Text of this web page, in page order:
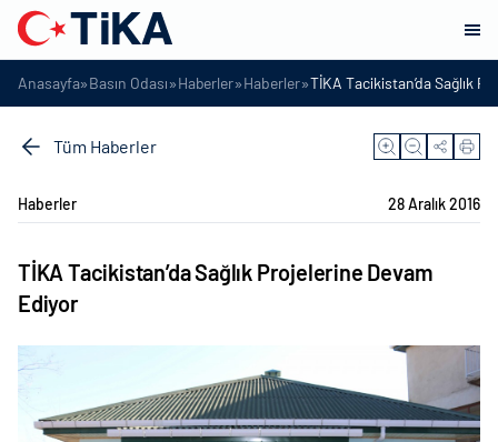
Anasayfa»Basın Odası»Haberler»Haberler»TİKA Tacikistan’da Sağlık
Tüm Haberler
Haberler 28 Aralık 2016
TİKA Tacikistan’da Sağlık Projelerine Devam
Ediyor